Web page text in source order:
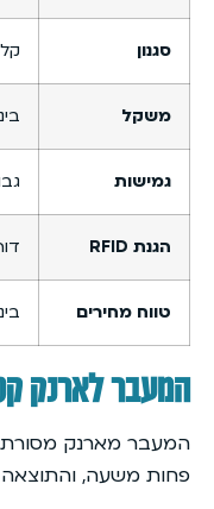
סגנון
משקל
גמישות
הגנת RFID
טווח מחירים
המעבר לארנק
המעבר מארנק מסורתי
פחות משעה,